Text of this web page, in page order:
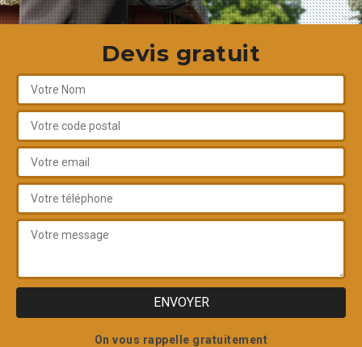
Devis gratuit
On vous rappelle gratuitement